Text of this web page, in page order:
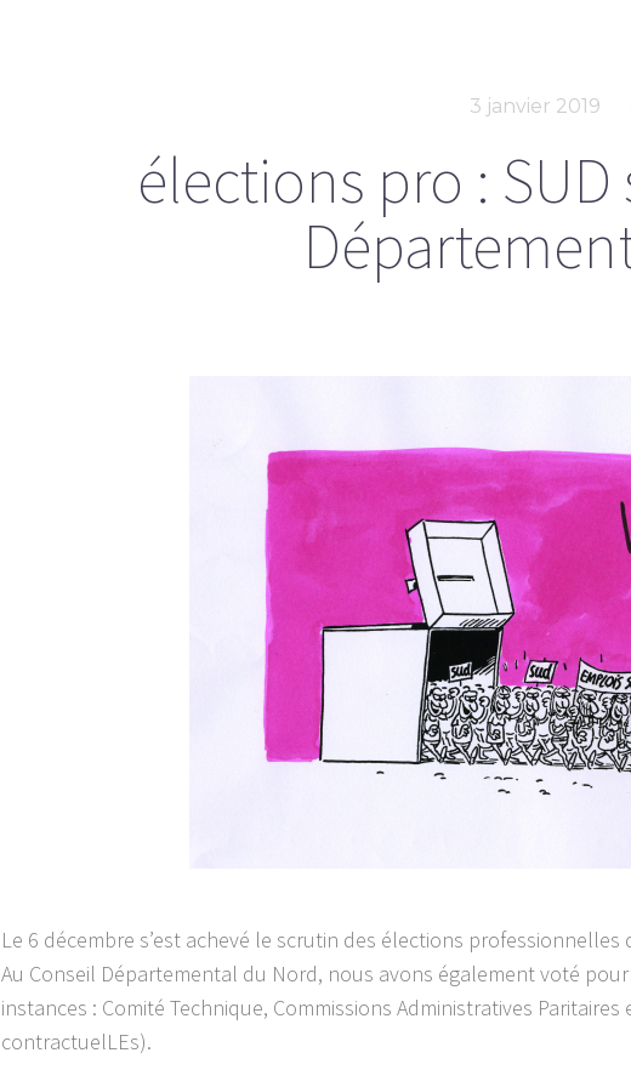
3 janvier 2019
élections pro :
Le 6 décembre s’est achevé le scrutin des élections
Au Conseil Départemental du Nord, nous avons également voté
instances : Comité Technique, Commissions Administratives
contractuelLEs).